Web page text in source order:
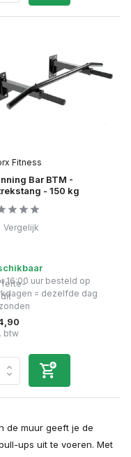
Fitness
Bar BTM -
- 150 kg
Vergelijk
16:00 uur besteld op
= dezelfde dag
btw
de muur geeft je de
ups uit te voeren. Met